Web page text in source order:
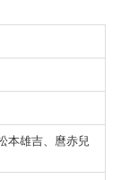
本雄吉、麿赤兒